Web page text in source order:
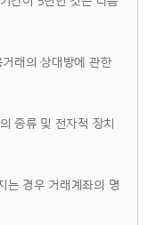
래의 상대방에 관한
종류 및 전자적 장치
는 경우 거래계좌의 명